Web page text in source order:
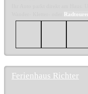
Ferienhaus Richter